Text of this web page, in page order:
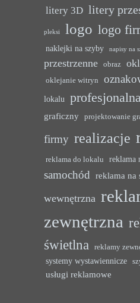
litery 3D litery
pleksi logo logo
naklejki na szyby
napisy na
przestrzenne
obraz
oklejanie witryn
lokalu
graficzny
projektowanie
firmy realizacje
reklama do lokalu reklama
samochód reklama na
wewnętrzna
zewnętrzna
świetlna
reklamy
systemy wystawiennicze
usługi reklamowe